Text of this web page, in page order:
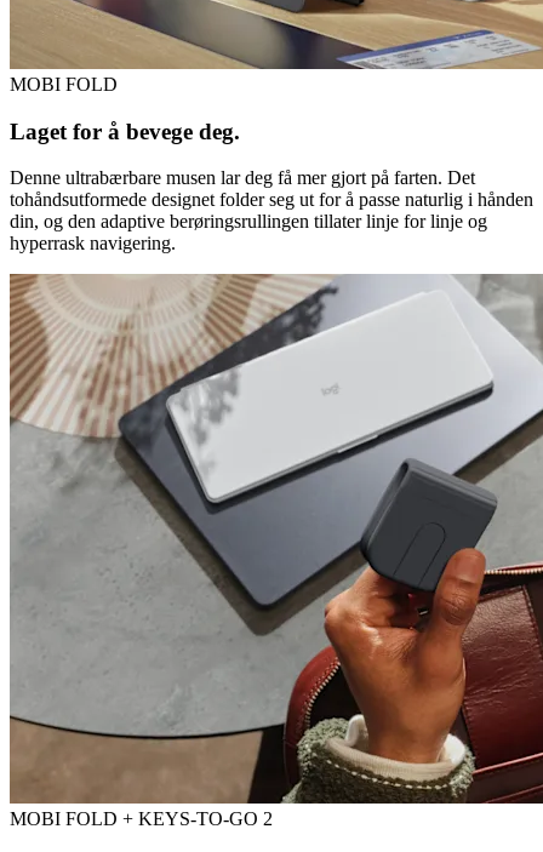
MOBI FOLD
Laget for å bevege deg.
Denne ultrabærbare musen lar deg få mer gjort på farten. Det
tohåndsutformede designet folder seg ut for å passe naturlig i hånden
din, og den adaptive berøringsrullingen tillater linje for linje og
hyperrask navigering.
MOBI FOLD + KEYS-TO-GO 2